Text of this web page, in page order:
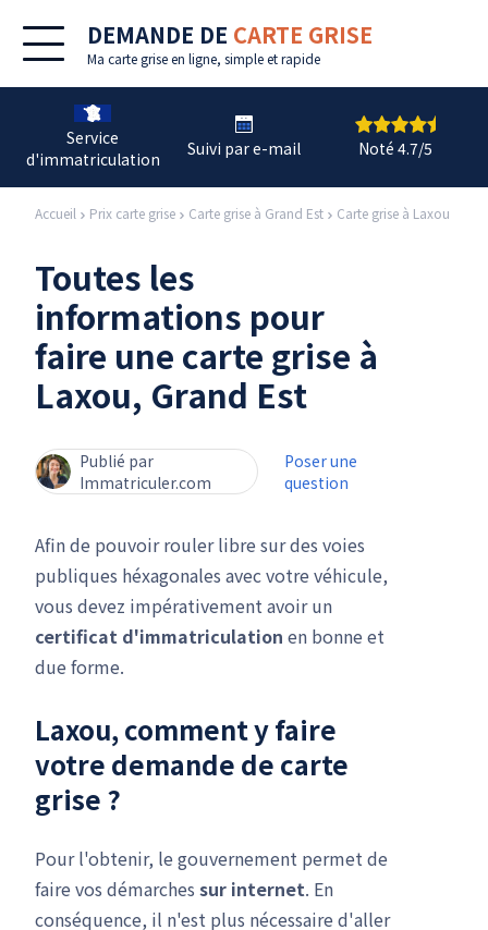
DEMANDE DE CARTE GRISE
Ma carte grise en ligne, simple et rapide
Service
d'immatriculation
Suivi par e-mail Noté 4.7/5
Accueil Prix carte grise Carte grise à Grand Est Carte grise à Laxou
Toutes les
informations pour
faire une carte grise à
Laxou, Grand Est
Publié par
Immatriculer.com
Poser une
question
Afin de pouvoir rouler libre sur des voies
publiques héxagonales avec votre véhicule,
vous devez impérativement avoir un
certificat d'immatriculation en bonne et
due forme.
Laxou, comment y faire
votre demande de carte
grise ?
Pour l'obtenir, le gouvernement permet de
faire vos démarches sur internet. En
conséquence, il n'est plus nécessaire d'aller